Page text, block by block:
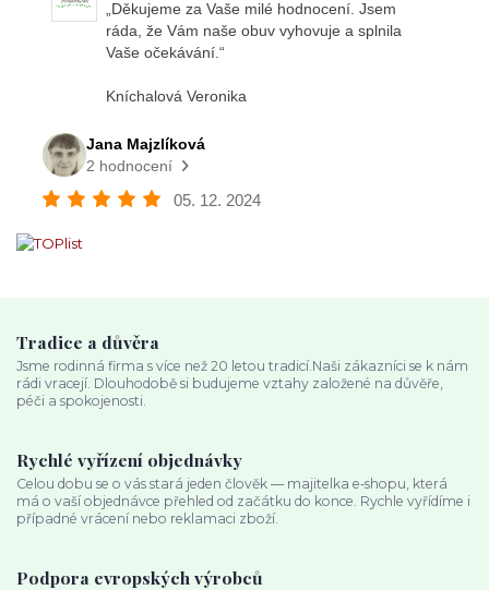
Tradice a důvěra
Jsme rodinná firma s více než 20 letou tradicí.Naši zákazníci se k nám
rádi vracejí. Dlouhodobě si budujeme vztahy založené na důvěře,
péči a spokojenosti.
Rychlé vyřízení objednávky
Celou dobu se o vás stará jeden člověk — majitelka e‑shopu, která
má o vaší objednávce přehled od začátku do konce. Rychle vyřídíme i
případné vrácení nebo reklamaci zboží.
Podpora evropských výrobců